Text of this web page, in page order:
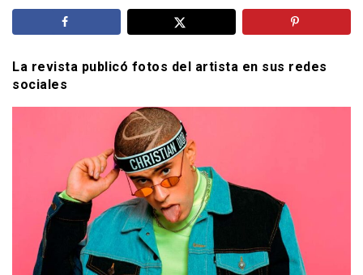
La revista publicó fotos del artista en sus redes
sociales